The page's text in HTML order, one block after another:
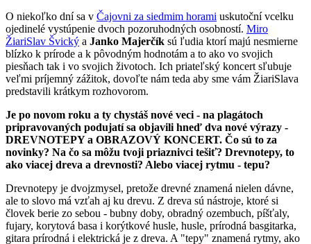
O niekoľko dní sa v Čajovni za siedmim horami uskutoční vcelku
ojedinelé vystúpenie dvoch pozoruhodných osobností. Miro
ŽiariSlav Švický a Janko Majerčík sú ľudia ktorí majú nesmierne
blízko k prírode a k pôvodným hodnotám a to ako vo svojich
piesňach tak i vo svojich životoch. Ich priateľský koncert sľubuje
veľmi príjemný zážitok, dovoľte nám teda aby sme vám ŽiariSlava
predstavili krátkym rozhovorom.
Je po novom roku a ty chystáš nové veci - na plagátoch
pripravovaných podujatí sa objavili hneď dva nové výrazy -
DREVNOTEPY a OBRAZOVÝ KONCERT. Čo sú to za
novinky? Na čo sa môžu tvoji priaznivci tešiť? Drevnotepy, to
ako viacej dreva a drevnosti? Alebo viacej rytmu - tepu?
Drevnotepy je dvojzmysel, pretože drevné znamená nielen dávne,
ale to slovo má vzťah aj ku drevu. Z dreva sú nástroje, ktoré si
človek berie zo sebou - bubny doby, obradný ozembuch, píšťaly,
fujary, korytová basa i korýtkové husle, husle, prírodná basgitarka,
gitara prírodná i elektrická je z dreva. A "tepy" znamená rytmy, ako